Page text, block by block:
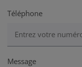
Téléphone
Message